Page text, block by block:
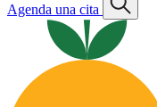
Agenda una cita